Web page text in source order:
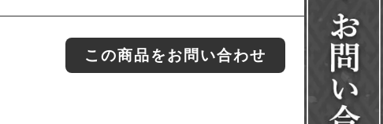
この商品をお問い合わせ